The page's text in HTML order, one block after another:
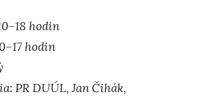
hodin
hodin
PR DUÚL, Jan Čihák,